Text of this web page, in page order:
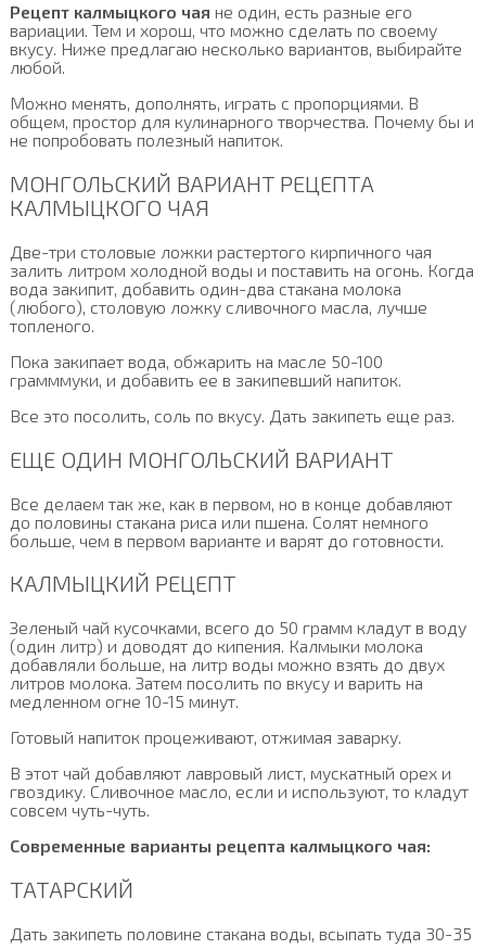
Рецепт калмыцкого чая не один, есть разные его
вариации. Тем и хорош, что можно сделать по своему
вкусу. Ниже предлагаю несколько вариантов, выбирайте
любой.
Можно менять, дополнять, играть с пропорциями. В
общем, простор для кулинарного творчества. Почему бы и
не попробовать полезный напиток.
МОНГОЛЬСКИЙ ВАРИАНТ РЕЦЕПТА
КАЛМЫЦКОГО ЧАЯ
Две-три столовые ложки растертого кирпичного чая
залить литром холодной воды и поставить на огонь. Когда
вода закипит, добавить один-два стакана молока
(любого), столовую ложку сливочного масла, лучше
топленого.
Пока закипает вода, обжарить на масле 50-100
грамммуки, и добавить ее в закипевший напиток.
Все это посолить, соль по вкусу. Дать закипеть еще раз.
ЕЩЕ ОДИН МОНГОЛЬСКИЙ ВАРИАНТ
Все делаем так же, как в первом, но в конце добавляют
до половины стакана риса или пшена. Солят немного
больше, чем в первом варианте и варят до готовности.
КАЛМЫЦКИЙ РЕЦЕПТ
Зеленый чай кусочками, всего до 50 грамм кладут в воду
(один литр) и доводят до кипения. Калмыки молока
добавляли больше, на литр воды можно взять до двух
литров молока. Затем посолить по вкусу и варить на
медленном огне 10-15 минут.
Готовый напиток процеживают, отжимая заварку.
В этот чай добавляют лавровый лист, мускатный орех и
гвоздику. Сливочное масло, если и используют, то кладут
совсем чуть-чуть.
Современные варианты рецепта калмыцкого чая:
ТАТАРСКИЙ
Дать закипеть половине стакана воды, всыпать туда 30-35